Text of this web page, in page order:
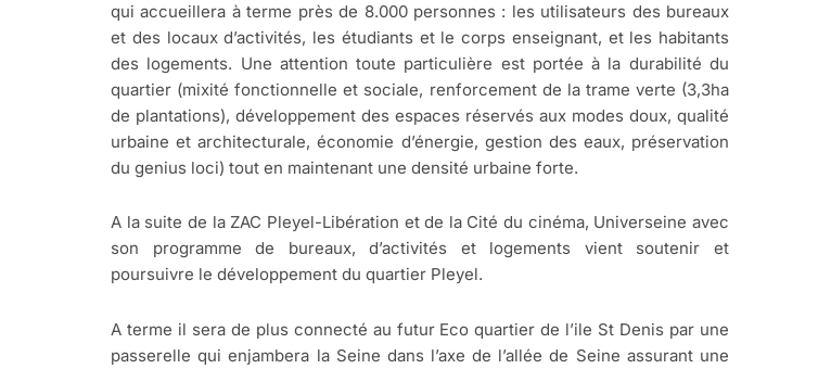
qui accueillera à terme près de 8.000 personnes : les utilisateurs des bureaux
et des locaux d’activités, les étudiants et le corps enseignant, et les habitants
des logements. Une attention toute particulière est portée à la durabilité du
quartier (mixité fonctionnelle et sociale, renforcement de la trame verte (3,3ha
de plantations), développement des espaces réservés aux modes doux, qualité
urbaine et architecturale, économie d’énergie, gestion des eaux, préservation
du genius loci) tout en maintenant une densité urbaine forte.
A la suite de la ZAC Pleyel-Libération et de la Cité du cinéma, Universeine avec
son programme de bureaux, d’activités et logements vient soutenir et
poursuivre le développement du quartier Pleyel.
A terme il sera de plus connecté au futur Eco quartier de l’ile St Denis par une
passerelle qui enjambera la Seine dans l’axe de l’allée de Seine assurant une